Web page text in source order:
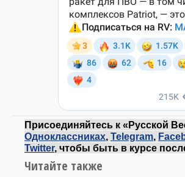
Присоединяйтесь к «Русской
Одноклассниках, Telegram,
Twitter, чтобы быть в курсе
Читайте также